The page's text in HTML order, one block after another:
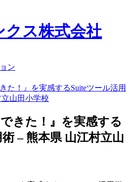
ン
た！』を実感するSuiteツール活用
山田小学校
きた！』を実感する
– 熊本県 山江村立山